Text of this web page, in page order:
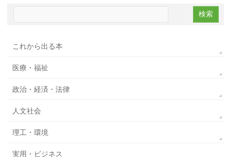
これから出る本
医療・福祉
政治・経済・法律
人文社会
理工・環境
実用・ビジネス